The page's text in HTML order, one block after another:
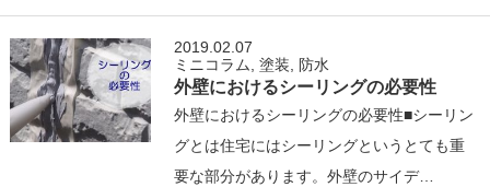
2019.02.07
ミニコラム
,塗装 防水
外壁におけるシーリングの必要性
外壁におけるシーリングの必要性■シーリン
グとは住宅にはシーリングというとても重
要な部分があります。外壁のサイデ…